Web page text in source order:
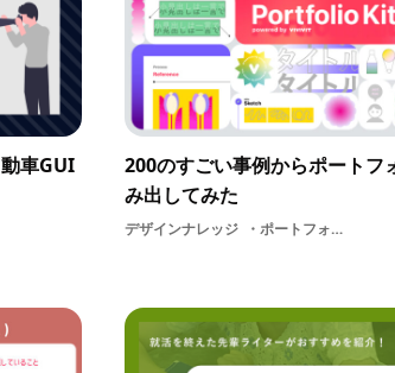
車GUI
200のすごい事例からポートフ
み出してみた
デザインナレッジ ポートフォリオはじめてのポートフォリオポートフォリオキットデザインプロセス